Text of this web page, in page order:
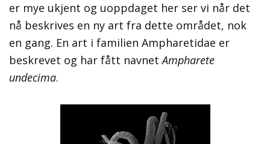
er mye ukjent og uoppdaget her ser vi når det
nå beskrives en ny art fra dette området, nok
en gang. En art i familien Ampharetidae er
beskrevet og har fått navnetAmpharete
undecima.